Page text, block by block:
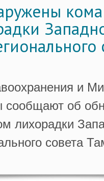
и
об
лихорадки
совета